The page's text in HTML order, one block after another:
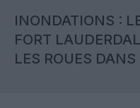
INONDATIONS :
FORT
LES ROUES DANS